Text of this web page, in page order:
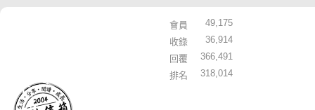
會員
49,175
收錄
36,914
回覆
366,491
排名
318,014